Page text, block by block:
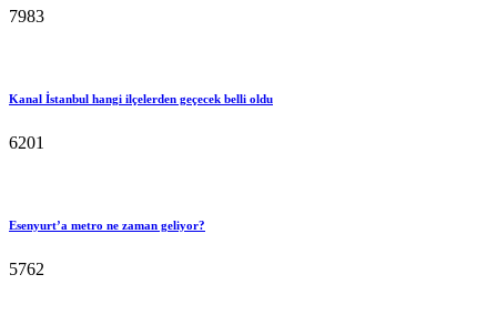
7983
Kanal İstanbul hangi ilçelerden geçecek belli oldu
6201
Esenyurt’a metro ne zaman geliyor?
5762